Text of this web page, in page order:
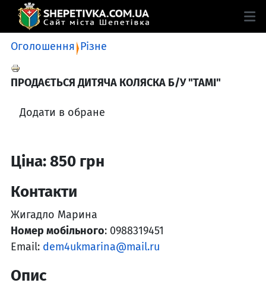
Оголошення Різне
ПРОДАЄТЬСЯ ДИТЯЧА КОЛЯСКА Б/У "ТАМІ"
Додати в обране
Ціна: 850 грн
Контакти
Жигадло Марина
Номер мобільного: 0988319451
Email: dem4ukmarina@mail.ru
Опис